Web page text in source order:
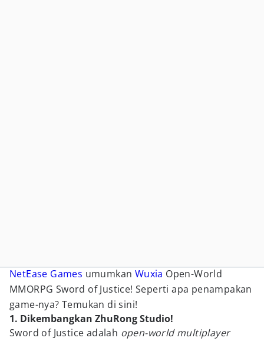
NetEase Games umumkan Wuxia Open-World
MMORPG Sword of Justice! Seperti apa penampakan
game-nya? Temukan di sini!
1. Dikembangkan ZhuRong Studio!
Sword of Justice adalah open-world multiplayer